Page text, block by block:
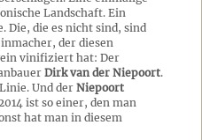
Landschaft. Ein
Die, die es nicht sind, sind
der diesen
vinifiziert hat: Der
Dirk van der Niepoort.
Und der Niepoort
ist so einer, den man
hat man in diesem